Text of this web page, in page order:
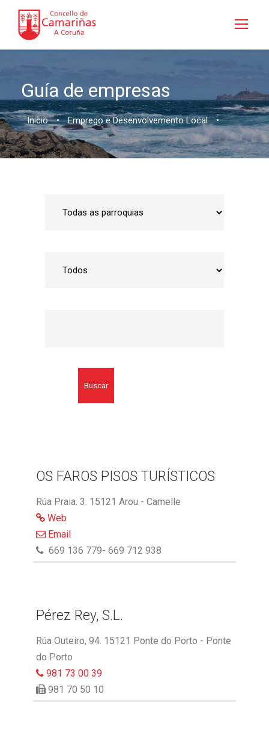
Guía de empresas
Inicio • Emprego e Desenvolvemento Local •
Buscar
OS FAROS PISOS TURÍSTICOS
Rúa Praia. 3. 15121 Arou - Camelle
Web
Email
669 136 779- 669 712 938
Pérez Rey, S.L.
Rúa Outeiro, 94. 15121 Ponte do Porto - Ponte
do Porto
981 73 00 39
981 70 50 10